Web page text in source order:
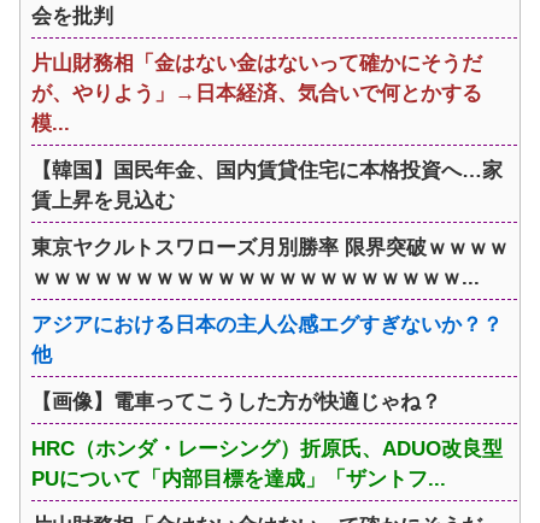
会を批判
片山財務相「金はない金はないって確かにそうだ
が、やりよう」→日本経済、気合いで何とかする
模...
【韓国】国民年金、国内賃貸住宅に本格投資へ…家
賃上昇を見込む
東京ヤクルトスワローズ月別勝率 限界突破ｗｗｗｗ
ｗｗｗｗｗｗｗｗｗｗｗｗｗｗｗｗｗｗｗｗｗ...
アジアにおける日本の主人公感エグすぎないか？？
他
【画像】電車ってこうした方が快適じゃね？
HRC（ホンダ・レーシング）折原氏、ADUO改良型
PUについて「内部目標を達成」「ザントフ...